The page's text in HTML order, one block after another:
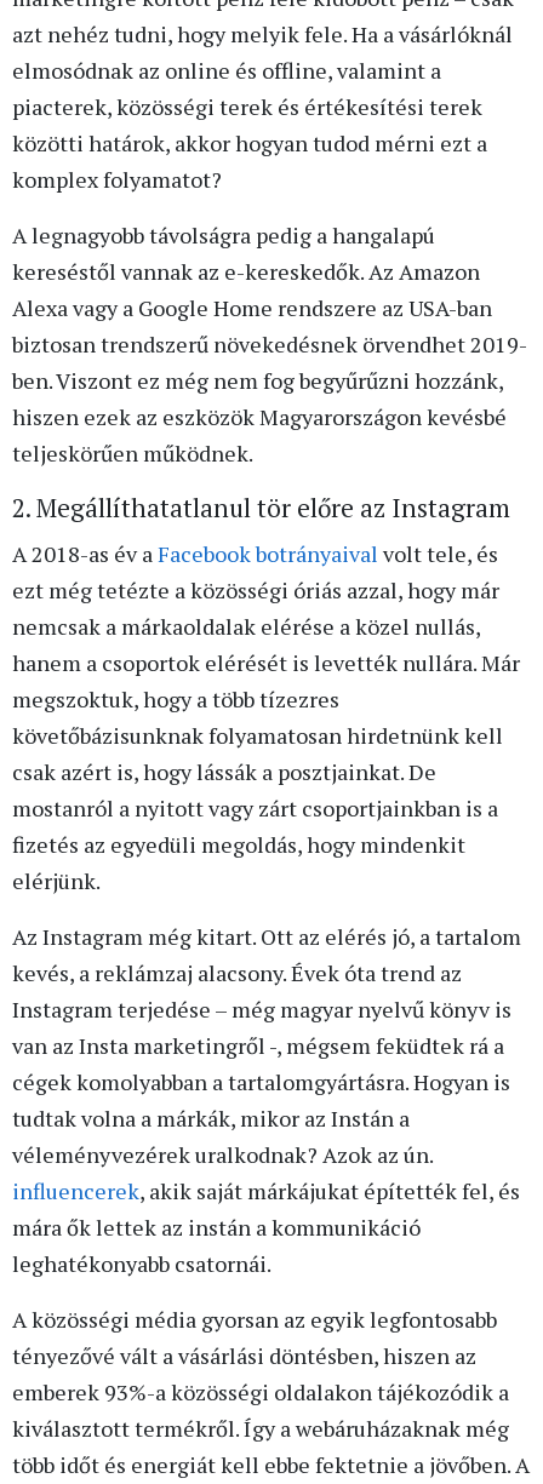
azt nehéz tudni, hogy melyik fele. Ha a vásárlóknál
elmosódnak az online és offline, valamint a
piacterek, közösségi terek és értékesítési terek
közötti határok, akkor hogyan tudod mérni ezt a
komplex folyamatot?
A legnagyobb távolságra pedig a hangalapú
kereséstől vannak az e-kereskedők. Az Amazon
Alexa vagy a Google Home rendszere az USA-ban
biztosan trendszerű növekedésnek örvendhet 2019-
ben. Viszont ez még nem fog begyűrűzni hozzánk,
hiszen ezek az eszközök Magyarországon kevésbé
teljeskörűen működnek.
2. Megállíthatatlanul tör előre az Instagram
A 2018-as év aFacebook botrányaival volt tele, és
ezt még tetézte a közösségi óriás azzal, hogy már
nemcsak a márkaoldalak elérése a közel nullás,
hanem a csoportok elérését is levették nullára. Már
megszoktuk, hogy a több tízezres
követőbázisunknak folyamatosan hirdetnünk kell
csak azért is, hogy lássák a posztjainkat. De
mostanról a nyitott vagy zárt csoportjainkban is a
fizetés az egyedüli megoldás, hogy mindenkit
elérjünk.
Az Instagram még kitart. Ott az elérés jó, a tartalom
kevés, a reklámzaj alacsony. Évek óta trend az
Instagram terjedése – még magyar nyelvű könyv is
van az Insta marketingről -, mégsem feküdtek rá a
cégek komolyabban a tartalomgyártásra. Hogyan is
tudtak volna a márkák, mikor az Instán a
véleményvezérek uralkodnak? Azok az ún.
influencerek, akik saját márkájukat építették fel, és
mára ők lettek az instán a kommunikáció
leghatékonyabb csatornái.
A közösségi média gyorsan az egyik legfontosabb
tényezővé vált a vásárlási döntésben, hiszen az
emberek 93%-a közösségi oldalakon tájékozódik a
kiválasztott termékről. Így a webáruházaknak még
több időt és energiát kell ebbe fektetnie a jövőben. A